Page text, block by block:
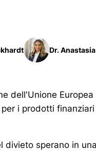
Dr.
dell'Unione
per i prodotti
divieto sperano in